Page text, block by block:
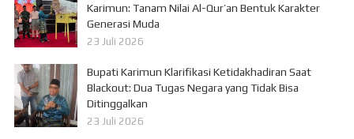
Karimun: Tanam Nilai Al-Qur’an Bentuk Karakter
Generasi Muda
23 Juli 2026
Bupati Karimun Klarifikasi Ketidakhadiran Saat
Blackout: Dua Tugas Negara yang Tidak Bisa
Ditinggalkan
23 Juli 2026